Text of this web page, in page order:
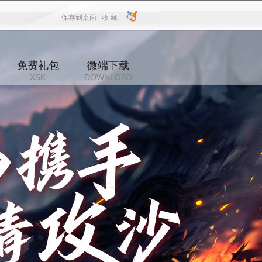
保存到桌面 |
保存到桌面 收 藏
收 藏
免费礼包
XSK
微端下载
DOWNLOAD